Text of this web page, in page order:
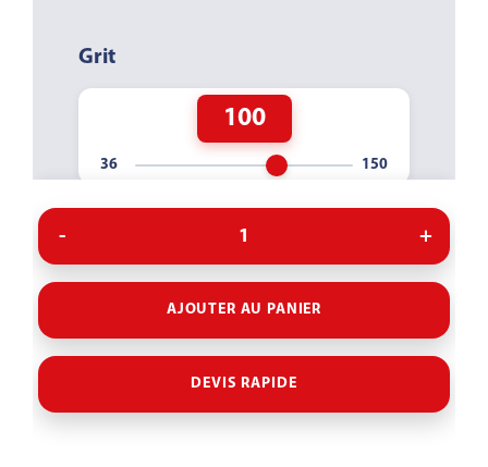
Grit
100
AJOUTER AU PANIER
DEVIS RAPIDE